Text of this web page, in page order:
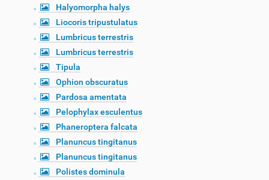
Halyomorpha halys
Liocoris tripustulatus
Lumbricus terrestris
Lumbricus terrestris
Tipula
Ophion obscuratus
Pardosa amentata
Pelophylax esculentus
Phaneroptera falcata
Planuncus tingitanus
Planuncus tingitanus
Polistes dominula